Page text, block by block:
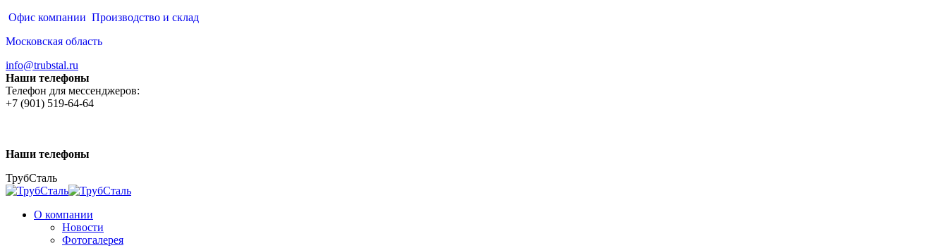
Перейти
содержанию
Офис компании Производство и склад
Московская область
info@trubstal.ru
Наши телефоны
Телефон для мессенджеров:
+7 (901) 519-64-64
Наши телефоны
ТрубСталь
О компании
Новости
Фотогалерея